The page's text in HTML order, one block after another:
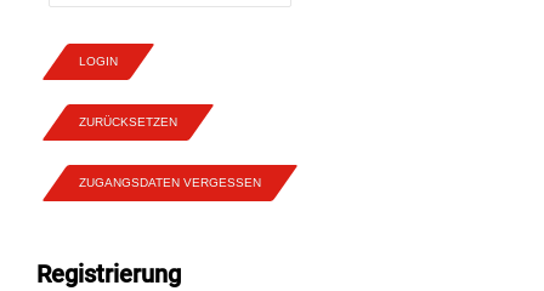
LOGIN
ZURÜCKSETZEN
ZUGANGSDATEN VERGESSEN
Registrierung